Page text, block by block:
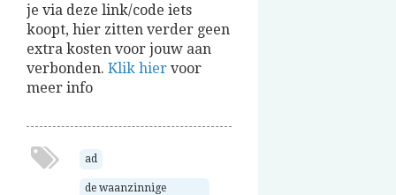
je via deze link/code iets
koopt, hier zitten verder geen
extra kosten voor jouw aan
verbonden. Klik hier voor
meer info
ad
de waanzinnige